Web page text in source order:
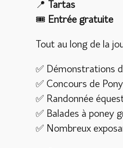
📍 Tartas
🎟️ Entrée gratuite
Tout au long de la
✅ Démonstrations
✅ Concours de
✅ Randonnée
✅ Balades à poney
✅ Nombreux